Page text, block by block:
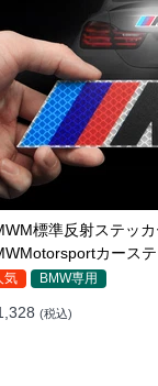
車のドアのペダ
ドア保護の踏みつけ
車種対応
(税込)